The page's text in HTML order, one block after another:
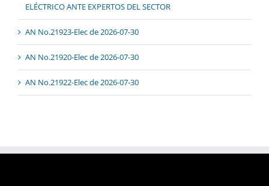
ELÉCTRICO ANTE EXPERTOS DEL SECTOR
AN No.21923-Elec de 2026-07-30
AN No.21920-Elec de 2026-07-30
AN No.21922-Elec de 2026-07-30